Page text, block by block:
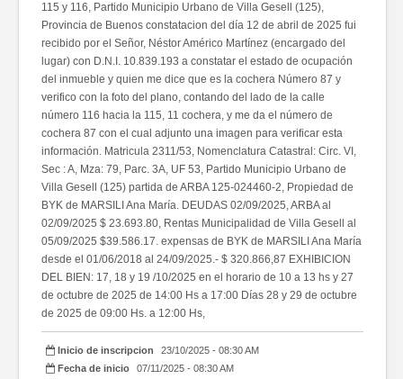
115 y 116, Partido Municipio Urbano de Villa Gesell (125),
Provincia de Buenos constatacion del día 12 de abril de 2025 fui
recibido por el Señor, Néstor Américo Martínez (encargado del
lugar) con D.N.I. 10.839.193 a constatar el estado de ocupación
del inmueble y quien me dice que es la cochera Número 87 y
verifico con la foto del plano, contando del lado de la calle
número 116 hacia la 115, 11 cochera, y me da el número de
cochera 87 con el cual adjunto una imagen para verificar esta
información. Matricula 2311/53, Nomenclatura Catastral: Circ. VI,
Sec : A, Mza: 79, Parc. 3A, UF 53, Partido Municipio Urbano de
Villa Gesell (125) partida de ARBA 125-024460-2, Propiedad de
BYK de MARSILI Ana María. DEUDAS 02/09/2025, ARBA al
02/09/2025 $ 23.693.80, Rentas Municipalidad de Villa Gesell al
05/09/2025 $39.586.17. expensas de BYK de MARSILI Ana María
desde el 01/06/2018 al 24/09/2025.- $ 320.866,87 EXHIBICION
DEL BIEN: 17, 18 y 19 /10/2025 en el horario de 10 a 13 hs y 27
de octubre de 2025 de 14:00 Hs a 17:00 Días 28 y 29 de octubre
de 2025 de 09:00 Hs. a 12:00 Hs,
Inicio de inscripcion
23/10/2025 - 08:30 AM
Fecha de inicio
07/11/2025 - 08:30 AM